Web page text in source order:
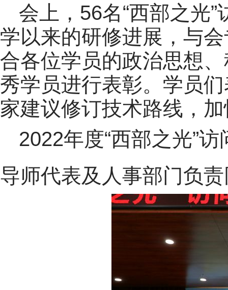
会上，56名“西部之光
学以来的研修进展，与
合各位学员的政治思想
秀学员进行表彰。学员
家建议修订技术路线，
2022年度“西部之光”
导师代表及人事部门负